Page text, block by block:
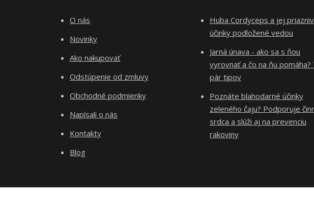
O nás
Novinky
Ako nakupovať
Odstúpenie od zmluvy
Obchodné podmienky
Napísali o nás
Kontakty
Blog
Huba Cordyceps a jej
účinky podložené vedou
Jarná únava - ako sa s ňou
vyrovnať a čo na ňu pomáha?
pár tipov
Poznáte blahodarné účinky
zeleného čaju? Podporuje
srdca a slúži aj na prevenciu
rakoviny